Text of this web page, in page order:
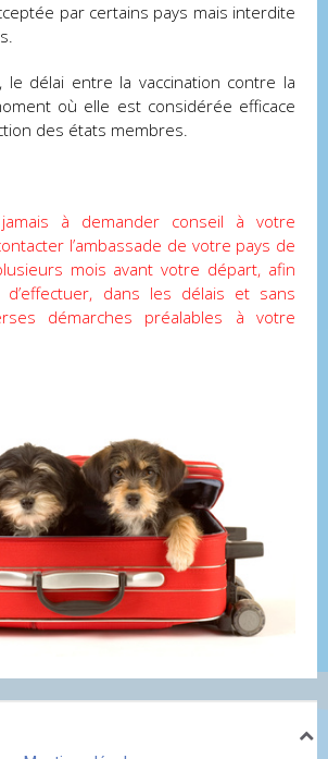
par certains pays mais interdite
le délai entre la vaccination contre la
où elle est considérée efficace
des états membres.
jamais à demander conseil à votre
l’ambassade de votre pays de
mois avant votre départ, afin
dans les délais et sans
démarches préalables à votre